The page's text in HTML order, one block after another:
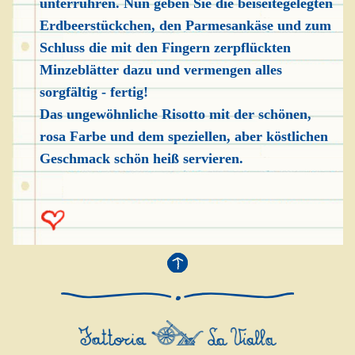
unterrühren. Nun geben Sie die beiseitegelegten
Erdbeerstückchen, den Parmesankäse und zum
Schluss die mit den Fingern zerpflückten
Minzeblätter dazu und vermengen alles
sorgfältig - fertig!
Das ungewöhnliche Risotto mit der schönen,
rosa Farbe und dem speziellen, aber köstlichen
Geschmack schön heiß servieren.